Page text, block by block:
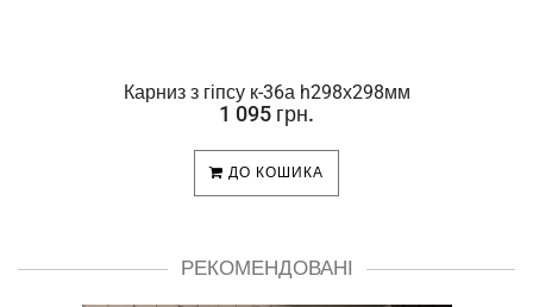
Карниз з гіпсу к-36а h298х298мм
1 095 грн.
ДО КОШИКА
РЕКОМЕНДОВАНІ